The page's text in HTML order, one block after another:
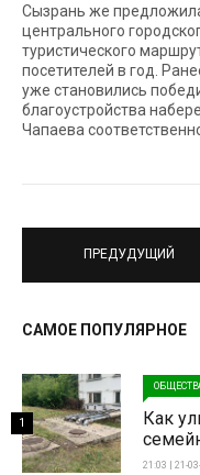
Сызрань же
центрального
туристического
посетителей в год.
уже становились
благоустройства
Чапаева
ПРЕДУДУЩИЙ
САМОЕ ПОПУЛЯРНОЕ
Как
21:03 | 21-
1